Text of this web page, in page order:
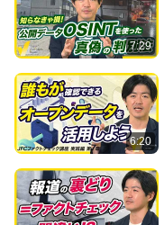
7:29
6:20